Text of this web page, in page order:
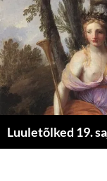
Luuletõlked 19.